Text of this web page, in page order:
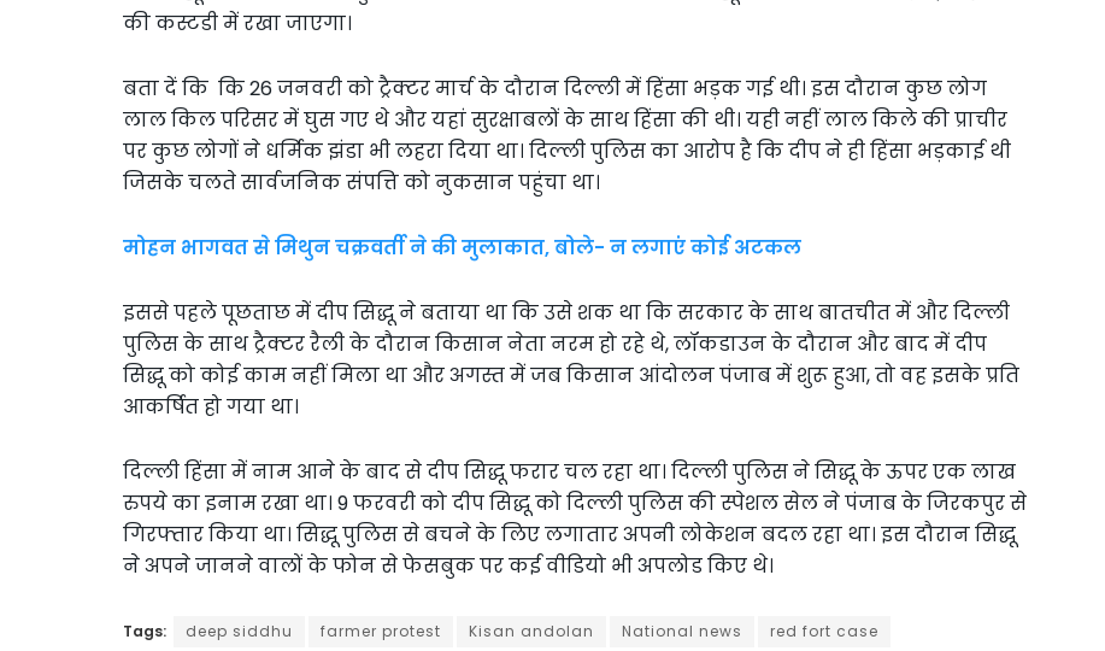
की कस्टडी में रखा जाएगा।
बता दें कि कि 26 जनवरी को ट्रैक्टर मार्च के दौरान दिल्ली में हिंसा भड़क गई थी। इस दौरान कुछ लोग
लाल किल परिसर में घुस गए थे और यहां सुरक्षाबलों के साथ हिंसा की थी। यही नहीं लाल किले की प्राचीर
पर कुछ लोगों ने धर्मिक झंडा भी लहरा दिया था। दिल्ली पुलिस का आरोप है कि दीप ने ही हिंसा भड़काई थी
जिसके चलते सार्वजनिक संपत्ति को नुकसान पहुंचा था।
मोहन भागवत से मिथुन चक्रवर्ती ने की मुलाकात, बोले- न लगाएं कोई अटकल
इससे पहले पूछताछ में दीप सिद्धू ने बताया था कि उसे शक था कि सरकार के साथ बातचीत में और दिल्ली
पुलिस के साथ ट्रैक्टर रैली के दौरान किसान नेता नरम हो रहे थे, लॉकडाउन के दौरान और बाद में दीप
सिद्धू को कोई काम नहीं मिला था और अगस्त में जब किसान आंदोलन पंजाब में शुरू हुआ, तो वह इसके प्रति
आकर्षित हो गया था।
दिल्ली हिंसा में नाम आने के बाद से दीप सिद्धू फरार चल रहा था। दिल्ली पुलिस ने सिद्धू के ऊपर एक लाख
रुपये का इनाम रखा था। 9 फरवरी को दीप सिद्धू को दिल्ली पुलिस की स्पेशल सेल ने पंजाब के जिरकपुर से
गिरफ्तार किया था। सिद्धू पुलिस से बचने के लिए लगातार अपनी लोकेशन बदल रहा था। इस दौरान सिद्धू
ने अपने जानने वालों के फोन से फेसबुक पर कई वीडियो भी अपलोड किए थे।
Tags: deep siddhu farmer protest Kisan andolan National news red fort case